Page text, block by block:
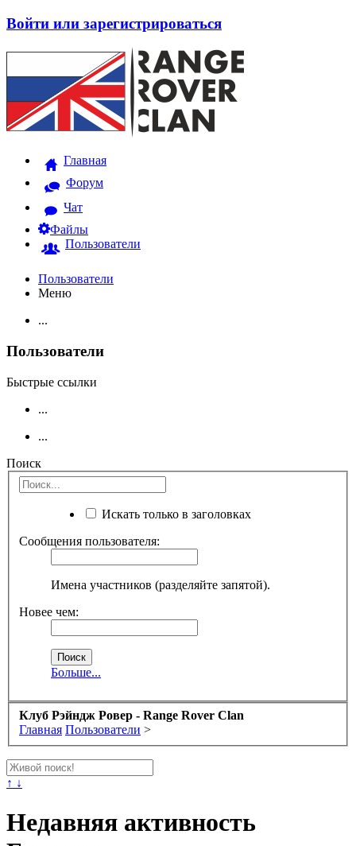
Войти или зарегистрироваться
Главная
Форум
Чат
Файлы
Пользователи
Пользователи
Меню
...
Пользователи
Быстрые ссылки
...
...
Поиск
Искать только в заголовках
Сообщения пользователя:
Имена участников (разделяйте запятой).
Новее чем:
Больше...
Клуб Рэйндж Ровер - Range Rover Clan
Главная Пользователи >
↑ ↓
Недавняя активность